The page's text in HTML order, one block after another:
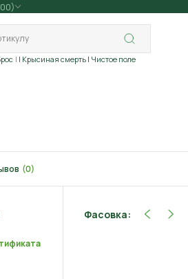
| Крысиная смерть | Чистое поле
(0)
Фасовка: